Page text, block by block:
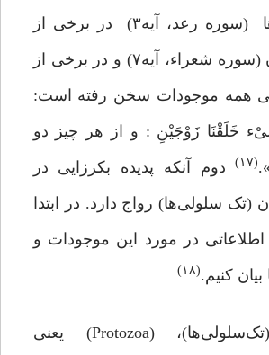
زوجیت‌ میوه‌ها (سوره رعد، آیه۳) در برخی از
زوجیت گیاهان (سوره شعراء، آیه۷) و در برخی از
همه موجودات سخن رفته است:
خَلَقْنَا زَوْجَیْنِ : و از هر چیز دو
(۱۷)
دوم آنکه پدیده بکرزایی در
(تک‌ سلولی‌ها) رواج دارد. در ابتدا
در مورد این موجودات و
بیان کنیم.(۱۸)
تک‌یاختگان (تک‌سلولی‌ها)، (Protozoa) یعنی